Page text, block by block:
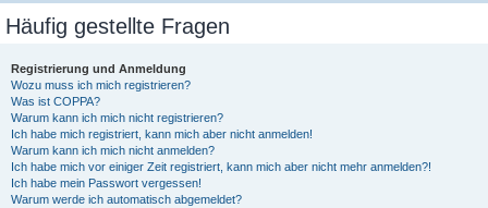
Häufig gestellte Fragen
Registrierung und Anmeldung
Wozu muss ich mich registrieren?
Was ist COPPA?
Warum kann ich mich nicht registrieren?
Ich habe mich registriert, kann mich aber nicht anmelden!
Warum kann ich mich nicht anmelden?
Ich habe mich vor einiger Zeit registriert, kann mich aber nicht mehr anmelden?!
Ich habe mein Passwort vergessen!
Warum werde ich automatisch abgemeldet?